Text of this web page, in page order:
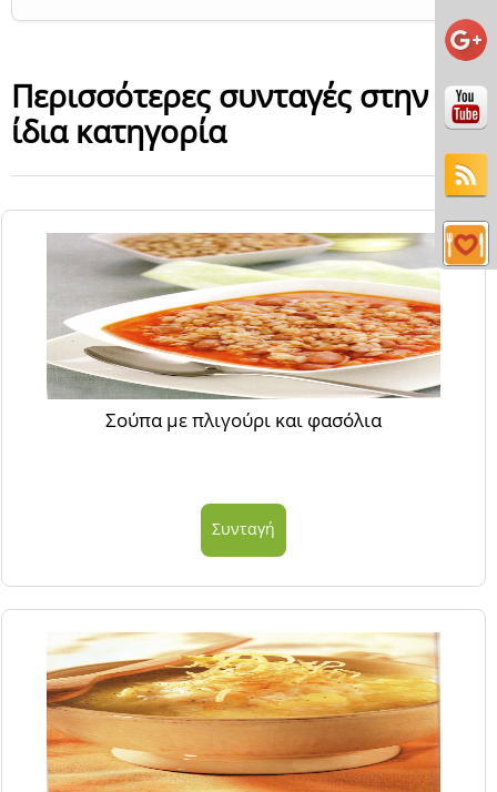
Περισσότερες συνταγές στην
ίδια κατηγορία
Σούπα με πλιγούρι και φασόλια
Συνταγή